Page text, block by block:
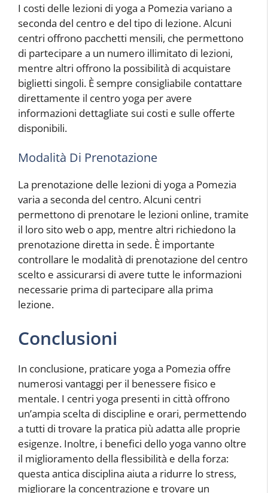
I costi delle lezioni di yoga a Pomezia variano a
seconda del centro e del tipo di lezione. Alcuni
centri offrono pacchetti mensili, che permettono
di partecipare a un numero illimitato di lezioni,
mentre altri offrono la possibilità di acquistare
biglietti singoli. È sempre consigliabile contattare
direttamente il centro yoga per avere
informazioni dettagliate sui costi e sulle offerte
disponibili.
Modalità Di Prenotazione
La prenotazione delle lezioni di yoga a Pomezia
varia a seconda del centro. Alcuni centri
permettono di prenotare le lezioni online, tramite
il loro sito web o app, mentre altri richiedono la
prenotazione diretta in sede. È importante
controllare le modalità di prenotazione del centro
scelto e assicurarsi di avere tutte le informazioni
necessarie prima di partecipare alla prima
lezione.
Conclusioni
In conclusione, praticare yoga a Pomezia offre
numerosi vantaggi per il benessere fisico e
mentale. I centri yoga presenti in città offrono
un’ampia scelta di discipline e orari, permettendo
a tutti di trovare la pratica più adatta alle proprie
esigenze. Inoltre, i benefici dello yoga vanno oltre
il miglioramento della flessibilità e della forza:
questa antica disciplina aiuta a ridurre lo stress,
migliorare la concentrazione e trovare un